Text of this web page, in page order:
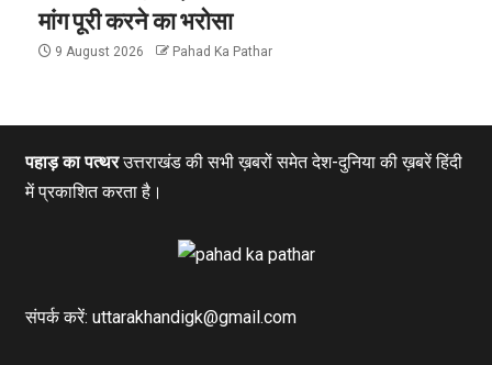
मांग पूरी करने का भरोसा
9 August 2026 Pahad Ka Pathar
पहाड़ का पत्थरउत्तराखंड की सभी ख़बरों समेत देश-दुनिया की ख़बरें हिंदी
में प्रकाशित करता है।
संपर्क करें: uttarakhandigk@gmail.com